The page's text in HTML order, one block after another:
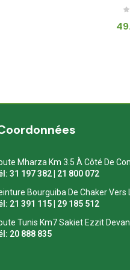
Mharza Km 3.5 À Côté De
31 197 382 | 21 800 072
Bourguiba De Chaker Vers
21 391 115 | 29 185 512
Tunis Km7 Sakiet Ezzit
20 888 835